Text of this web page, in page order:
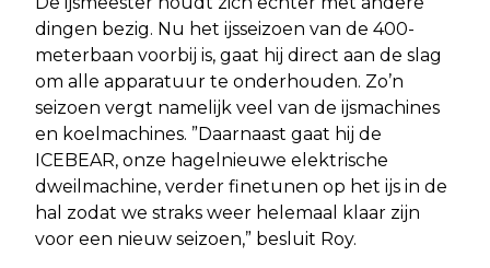
dingen bezig. Nu het ijsseizoen van de 400-
meterbaan voorbij is, gaat hij direct aan de slag
om alle apparatuur te onderhouden. Zo’n
seizoen vergt namelijk veel van de ijsmachines
en koelmachines. ”Daarnaast gaat hij de
ICEBEAR, onze hagelnieuwe elektrische
dweilmachine, verder finetunen op het ijs in de
hal zodat we straks weer helemaal klaar zijn
voor een nieuw seizoen,” besluit Roy.